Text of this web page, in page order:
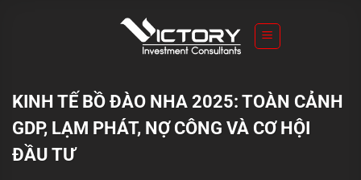
KINH TẾ BỒ ĐÀO NHA 2025: TOÀN CẢNH
GDP, LẠM PHÁT, NỢ CÔNG VÀ CƠ HỘI
ĐẦU TƯ